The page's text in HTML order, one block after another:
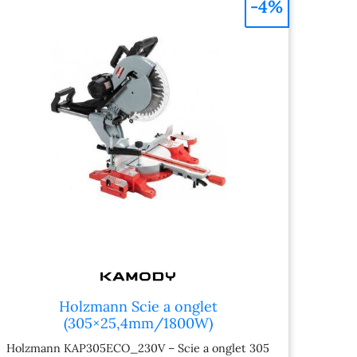
l’artisan mobile. Le guidage
longitudinal sur roulements
à billes offre une avance très
fluide. La scie s’oriente en
onglet de −45 à +45°, et
s’incline de 0 à 45° (vers la
gauche). Les angles d’onglet
courants disposent de crans
(stops). Pour un transport
sûr, tous les axes mobiles
sont verrouillables.
Holzmann Scie a onglet
(305×25,4mm/1800W)
KAP305ECO_230V
Holzmann KAP305ECO_230V – Scie a onglet 305
-4%